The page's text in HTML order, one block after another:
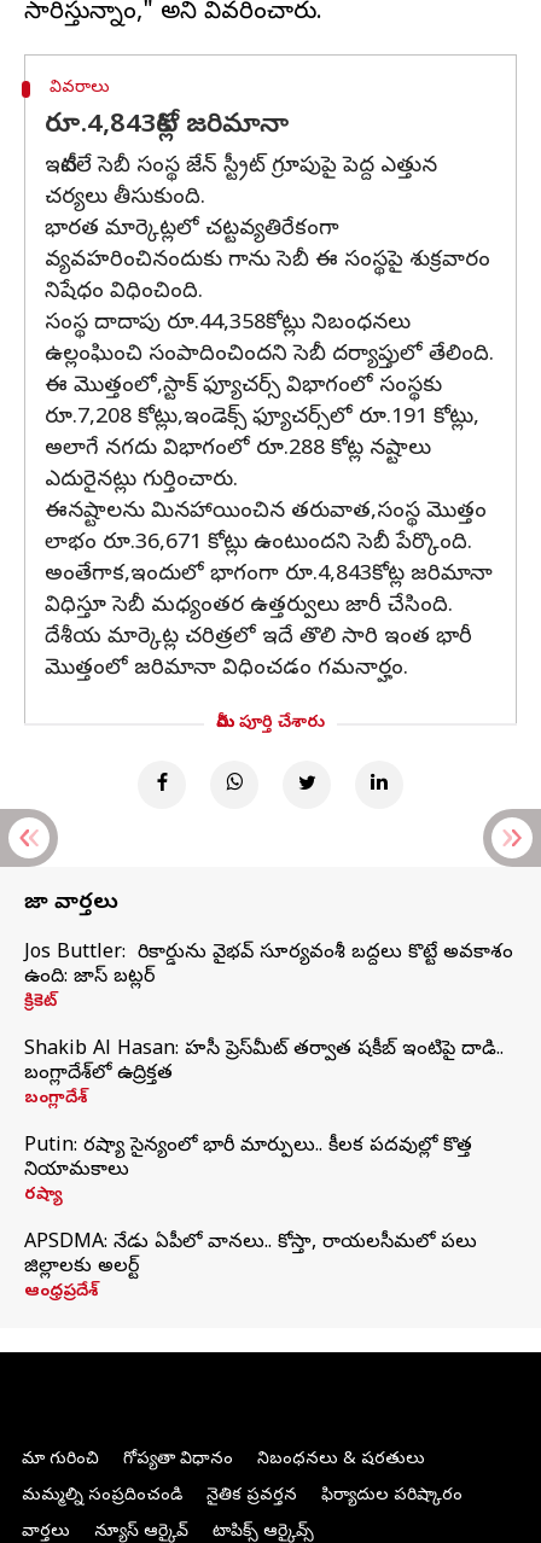
వివరాలు
రూ.4,843కోట్ల జరిమానా
ఇటీవలే సెబీ సంస్థ జేన్‌ స్ట్రీట్‌ గ్రూపుపై పెద్ద ఎత్తున
చర్యలు తీసుకుంది.
భారత మార్కెట్లలో చట్టవ్యతిరేకంగా
వ్యవహరించినందుకు గాను సెబీ ఈ సంస్థపై శుక్రవారం
నిషేధం విధించింది.
సంస్థ దాదాపు రూ.44,358కోట్లు నిబంధనలు
ఉల్లంఘించి సంపాదించిందని సెబీ దర్యాప్తులో తేలింది.
ఈ మొత్తంలో,స్టాక్ ఫ్యూచర్స్ విభాగంలో సంస్థకు
రూ.7,208 కోట్లు,ఇండెక్స్ ఫ్యూచర్స్‌లో రూ.191 కోట్లు,
అలాగే నగదు విభాగంలో రూ.288 కోట్ల నష్టాలు
ఎదురైనట్లు గుర్తించారు.
ఈనష్టాలను మినహాయించిన తరువాత,సంస్థ మొత్తం
లాభం రూ.36,671 కోట్లు ఉంటుందని సెబీ పేర్కొంది.
అంతేగాక,ఇందులో భాగంగా రూ.4,843కోట్ల జరిమానా
విధిస్తూ సెబీ మధ్యంతర ఉత్తర్వులు జారీ చేసింది.
దేశీయ మార్కెట్ల చరిత్రలో ఇదే తొలి సారి ఇంత భారీ
మొత్తంలో జరిమానా విధించడం గమనార్హం.
మీరు పూర్తి చేశారు
తాజా వార్తలు
Jos Buttler: నా రికార్డును వైభవ్ సూర్యవంశీ బద్దలు కొట్టే అవకాశం
ఉంది: జాస్ బట్లర్
క్రికెట్
Shakib Al Hasan: హసీనా ప్రెస్‌మీట్‌ తర్వాత షకీబ్‌ ఇంటిపై దాడి..
బంగ్లాదేశ్‌లో ఉద్రిక్తత
బంగ్లాదేశ్
Putin: రష్యా సైన్యంలో భారీ మార్పులు.. కీలక పదవుల్లో కొత్త
నియామకాలు
రష్యా
APSDMA: నేడు ఏపీలో వానలు.. కోస్తా, రాయలసీమలో పలు
జిల్లాలకు అలర్ట్
ఆంధ్రప్రదేశ్
మా గురించి గోప్యతా విధానం
నిబంధనలు & షరతులు
మమ్మల్ని సంప్రదించండి
నైతిక ప్రవర్తన
ఫిర్యాదుల పరిష్కారం
వార్తలు
న్యూస్ ఆర్కైవ్ టాపిక్స్ ఆర్కైవ్స్